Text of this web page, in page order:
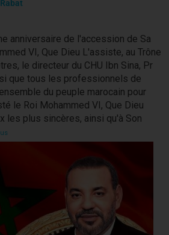
anniversaire de l'accession de Sa
VI, Que Dieu L'assiste, au Trône
le directeur du CHU Ibn Sina, Pr
que tous les professionnels de
du peuple marocain pour
le Roi Mohammed VI, Que Dieu
les plus sincères, ainsi qu'à Son